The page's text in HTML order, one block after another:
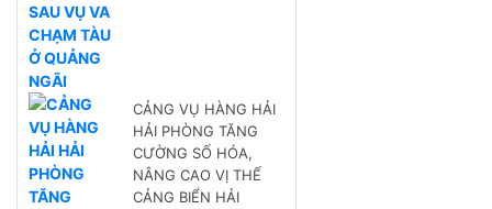
CẢNG VỤ HÀNG HẢI
HẢI PHÒNG TĂNG
CƯỜNG SỐ HÓA,
NÂNG CAO VỊ THẾ
CẢNG BIỂN HẢI